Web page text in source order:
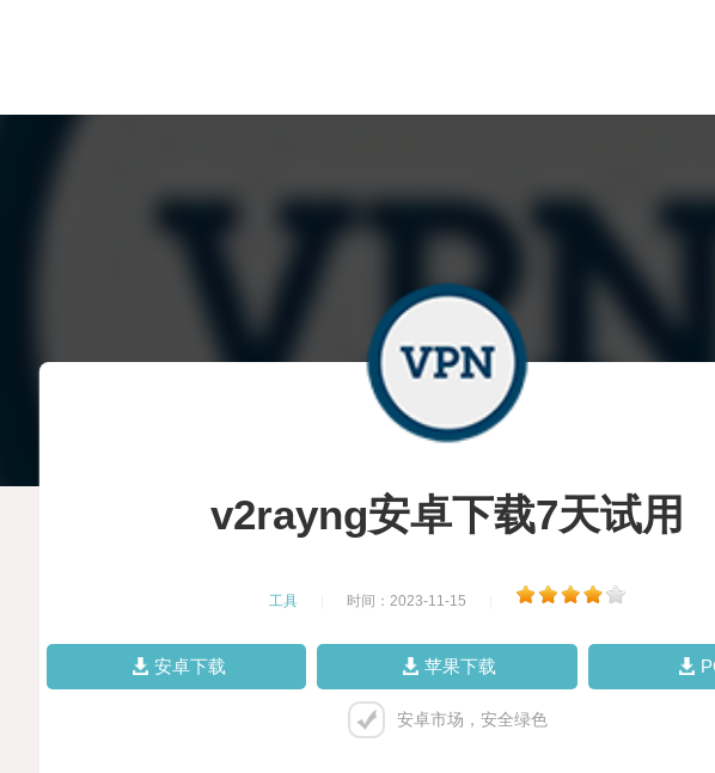
v2rayng安卓下载7天试用
工具 时间：2023-11-15
安卓下载 苹果下载
安卓市场，安全绿色